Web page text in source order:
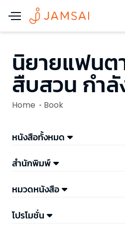
นิยายแฟนต
สืบสวน กำลั
Home Book
หนังสือทั้งหมด
สำนักพิมพ์
หมวดหนังสือ
โปรโมชั่น